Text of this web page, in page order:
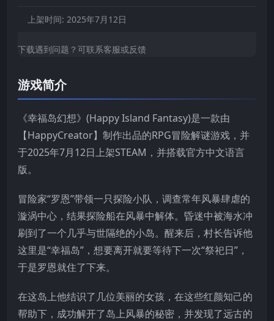
上架时间: 2025年7月12日
下载遇到问题？可联系客服或反馈
游戏简介
《幸福岛幻想》(Happy Island Fantasy)是一款由
【HappyCreator】制作出品的RPG冒险解谜游戏，并
于2025年7月12日上架STEAM，并搭载官方中文语言
版。
冒险家“罗恩”带领一只探险小队，调查常年风暴肆虐的
漩涡中心，结果探险船在风暴中解体。昏迷中被海水冲
刷到了一个几乎与世隔绝的小岛。醒来后，村长告诉他
这里是“幸福岛”，想要离开就要等待下一次“祭祀日”，
于是罗恩就住了下来。
在这岛上他结识了几位美丽的女孩，在这些红颜知己的
帮助下，成功解开了岛上风暴的秘密，并发现了远古的